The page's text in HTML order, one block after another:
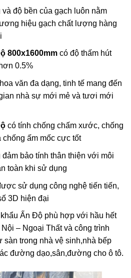
độ bền của gạch luôn nằm
hiệu gạch chất lượng hàng
800x1600mmcó độ thấm hút
0.5%
văn đa dạng, tinh tế mang đến
nhà sự mới mẻ và tươi mới
có tính chống chấm xước, chống
chống ấm mốc cực tốt
bảo tính thân thiện với môi
toàn khi sử dụng
sử dụng công nghệ tiến tiến,
3D hiện đại
Ấn Độ phù hợp với hầu hết
– Ngoại Thất và công trình
sàn trong nhà vệ sinh,nhà bếp
đường dạo,sân,đường cho ô tô.